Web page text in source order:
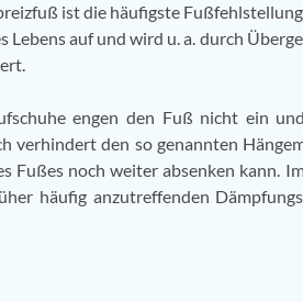
ist die häufigste
Lebens auf und wird u. a. durch
engen den Fuß nicht ein
verhindert den so genannten
noch weiter absenken kann.
häufig anzutreffenden